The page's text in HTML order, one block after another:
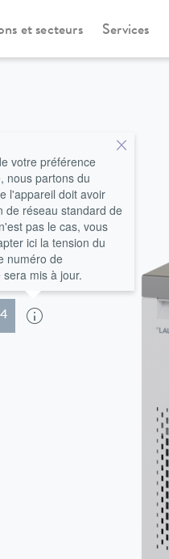
et secteurs Services
d'un
votre préférence
nous partons du
l'appareil doit avoir
de réseau standard de
pas le cas, vous
ici la tension du
numéro de
mis à jour.